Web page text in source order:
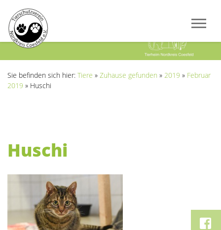
Sie befinden sich hier: Tiere » Zuhause gefunden » 2019 » Februar
2019 » Huschi
Huschi